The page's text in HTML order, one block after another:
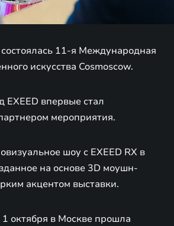
11-я Международная
искусства Cosmoscow.
EXEED впервые стал
мероприятия.
шоу с EXEED RX в
на основе 3D моушн-
акцентом выставки.
октября в Москве прошла